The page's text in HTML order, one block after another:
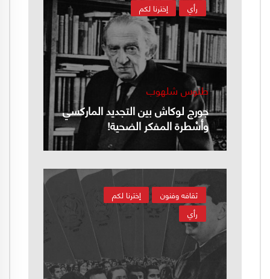
إخترنا لكم رأي
طنوس شلهوب
جورج لوكاش بين التجديد الماركسي
وأسْطرة المفكر الضحية!
إخترنا لكم
ثقافه وفنون
رأي